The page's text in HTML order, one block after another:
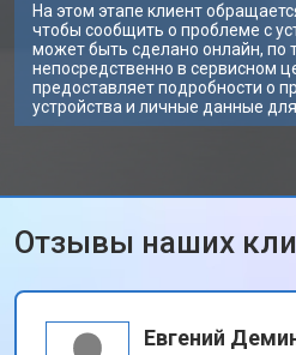
На этом этапе клиент
чтобы сообщить о проблеме с
может быть сделано онлайн, по
непосредственно в сервисном
предоставляет подробности о
устройства и личные данные для
Отзывы наших
Евгений